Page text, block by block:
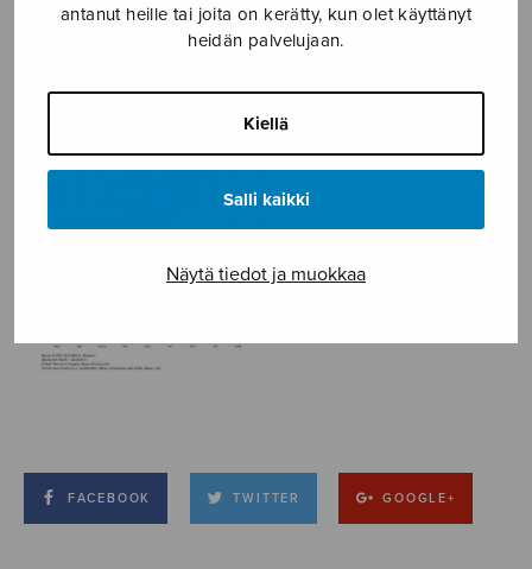
antanut heille tai joita on kerätty, kun olet käyttänyt
heidän palvelujaan.
Kiellä
Salli kaikki
Näytä tiedot ja muokkaa
5.12.2023
FACEBOOK TWITTER GOOGLE+